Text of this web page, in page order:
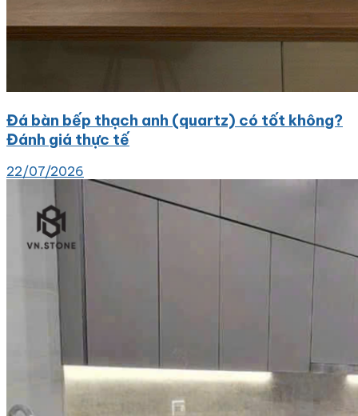
Đá bàn bếp thạch anh (quartz) có tốt không?
Đánh giá thực tế
22/07/2026